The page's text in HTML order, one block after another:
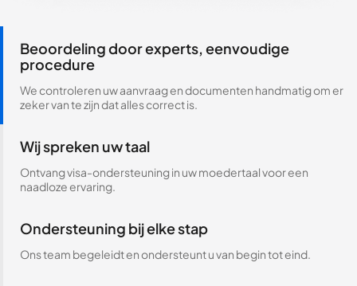
Beoordeling door experts, eenvoudige
procedure
We controleren uw aanvraag en documenten handmatig om er
zeker van te zijn dat alles correct is.
Wij spreken uw taal
Ontvang visa-ondersteuning in uw moedertaal voor een
naadloze ervaring.
Ondersteuning bij elke stap
Ons team begeleidt en ondersteunt u van begin tot eind.